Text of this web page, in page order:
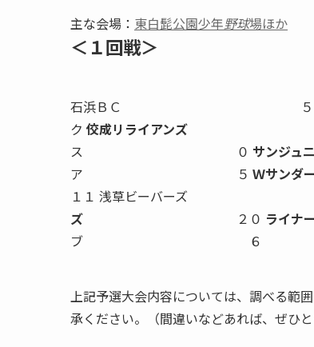
主な会場： 東白髭公園少年野球場ほか
＜１回戦＞
石浜ＢＣ ５（
ク 佼成リライアンズ ５ ジ
ス ０ サンジュ
ア ５ Ｗサンダ
１１ 浅草ビーバ
ズ ２０ ライナ
ブ ６
上記予選大会内容については、調べる範
承ください。（間違いなどあれば、ぜひ